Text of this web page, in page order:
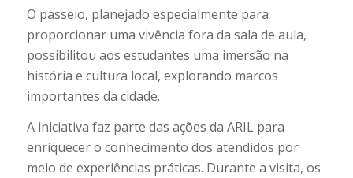
O passeio, planejado especialmente para
proporcionar uma vivência fora da sala de aula,
possibilitou aos estudantes uma imersão na
história e cultura local, explorando marcos
importantes da cidade.
A iniciativa faz parte das ações da ARIL para
enriquecer o conhecimento dos atendidos por
meio de experiências práticas. Durante a visita, os